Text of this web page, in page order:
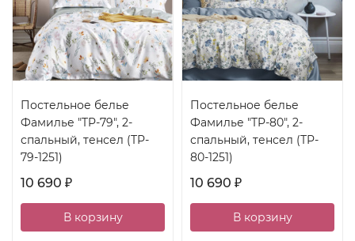
Постельное белье
Фамилье "TP-79", 2-
спальный, тенсел (TP-
79-1251)
10 690 ₽
В корзину
Постельное белье
Фамилье "TP-80", 2-
спальный, тенсел (TP-
80-1251)
10 690 ₽
В корзину